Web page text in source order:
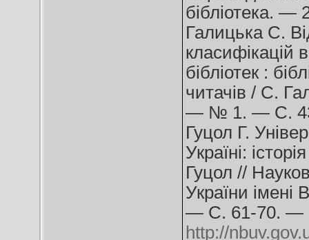
бібліотека.
Галицька С.
класифікацій
бібліотек :
читачів / С.
— № 1. — С.
Гуцол Г.
Україні:
Гуцол //
України
— С. 61-70. —
http://